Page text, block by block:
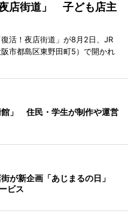
店街道」 子ども店主
活！夜店街道」が8月2日、JR
市都島区東野田町5）で開かれ
館」 住民・学生が制作や運営
が新企画「あじまるの日」
ビス